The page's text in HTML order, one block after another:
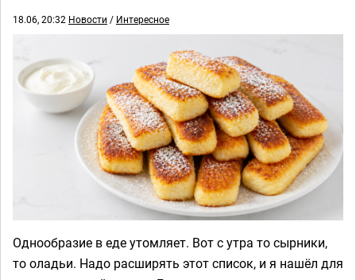
18.06, 20:32 Новости / Интересное
Однообразие в еде утомляет. Вот с утра то сырники,
то оладьи. Надо расширять этот список, и я нашёл для